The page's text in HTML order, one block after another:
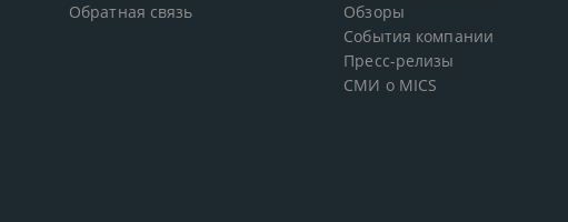
Обратная связь
Обзоры
События компании
Пресс-релизы
СМИ о MICS